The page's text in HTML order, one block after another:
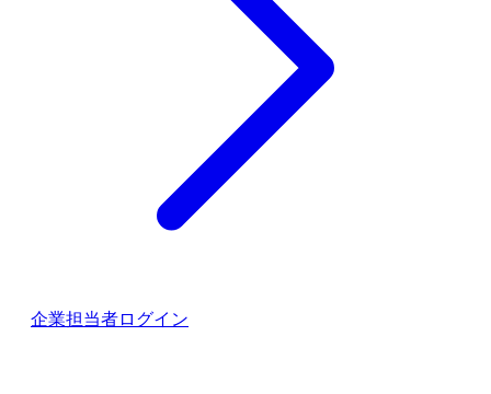
企業担当者ログイン